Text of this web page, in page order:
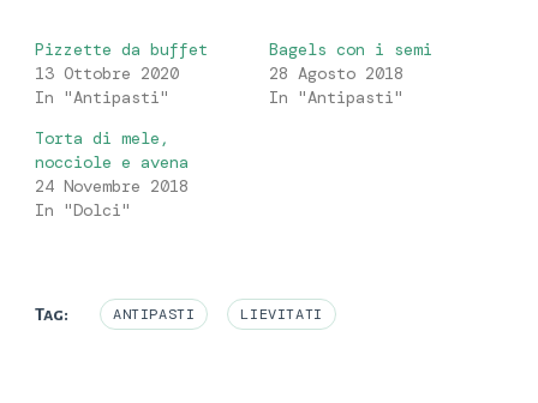
Pizzette da buffet
13 Ottobre 2020
In "Antipasti"
Bagels con i semi
28 Agosto 2018
In "Antipasti"
Torta di mele,
nocciole e avena
24 Novembre 2018
In "Dolci"
Tag: ANTIPASTI LIEVITATI